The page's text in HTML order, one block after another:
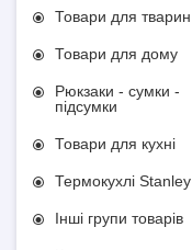
Товари для тварин
Товари для дому
Рюкзаки - сумки -
підсумки
Товари для кухні
Термокухлі Stanley
Інші групи товарів